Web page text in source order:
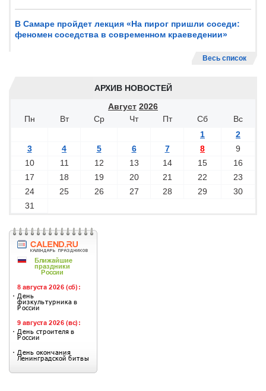
В Самаре пройдет лекция «На пирог пришли соседи:
феномен соседства в современном краеведении»
Весь список
АРХИВ НОВОСТЕЙ
Август 2026
Пн
Вт Ср Чт Пт Сб
Вс
1
2
3
4 5 6 7 8
9
10
11 12 13 14 15
16
17
18 19 20 21 22
23
24
25 26 27 28 29
30
31